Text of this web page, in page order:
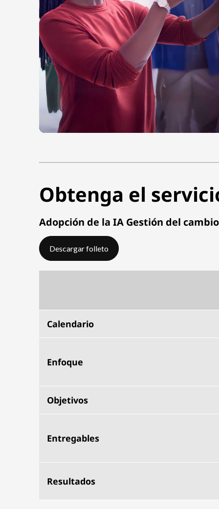
Obtenga el
Adopción de la IA Gestión del cambio
Descargar folleto
Calendario
Enfoque
Objetivos
Entregables
Resultados